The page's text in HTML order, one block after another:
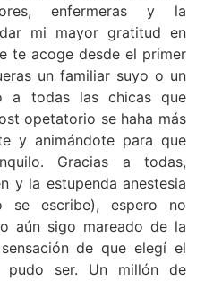
enfermeras y la
mi mayor gratitud en
te acoge desde el primer
un familiar suyo o un
a todas las chicas que
opetatorio se haha más
y animándote para que
Gracias a todas,
y la estupenda anestesia
se escribe), espero no
aún sigo mareado de la
de que elegí el
pudo ser. Un millón de